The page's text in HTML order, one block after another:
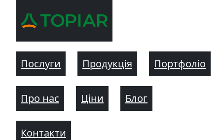
Послуги Продукція Портфоліо
Про нас Ціни Блог
Контакти